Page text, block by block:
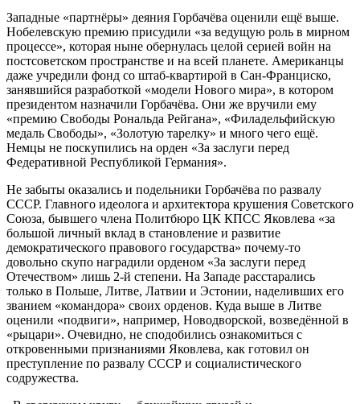
Западные «партнёры» деяния Горбачёва оценили ещё выше.
Нобелевскую премию присудили «за ведущую роль в мирном
процессе», которая ныне обернулась целой серией войн на
постсоветском пространстве и на всей планете. Американцы
даже учредили фонд со штаб-квартирой в Сан-Франциско,
занявшийся разработкой «модели Нового мира», в котором
президентом назначили Горбачёва. Они же вручили ему
«премию Свободы Рональда Рейгана», «Филадельфийскую
медаль Свободы», «Золотую тарелку» и много чего ещё.
Немцы не поскупились на орден «За заслуги перед
Федеративной Республикой Германия».
Не забыты оказались и подельники Горбачёва по развалу
СССР. Главного идеолога и архитектора крушения Советского
Союза, бывшего члена Политбюро ЦК КПСС Яковлева «за
большой личный вклад в становление и развитие
демократического правового государства» почему-то
довольно скупо наградили орденом «За заслуги перед
Отечеством» лишь 2-й степени. На Западе расстарались
только в Польше, Литве, Латвии и Эстонии, наделивших его
званием «командора» своих орденов. Куда выше в Литве
оценили «подвиги», например, Новодворской, возведённой в
«рыцари». Очевидно, не сподобились ознакомиться с
откровенными признаниями Яковлева, как готовил он
преступление по развалу СССР и социалистического
содружества.